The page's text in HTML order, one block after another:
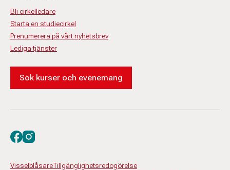
Bli cirkelledare
Starta en studiecirkel
Prenumerera på vårt nyhetsbrev
Lediga tjänster
Sök kurser och evenemang
VisselblåsareTillgänglighetsredogörelse
Besök oss på facebook
Besök oss på instagram